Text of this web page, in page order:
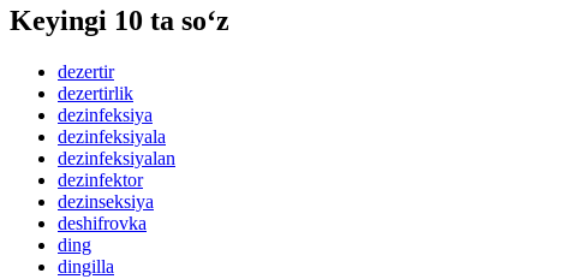
Keyingi 10 ta so‘z
dezertir
dezertirlik
dezinfeksiya
dezinfeksiyala
dezinfeksiyalan
dezinfektor
dezinseksiya
deshifrovka
ding
dingilla